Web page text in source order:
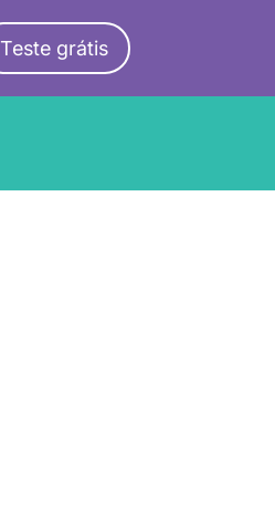
Teste grátis